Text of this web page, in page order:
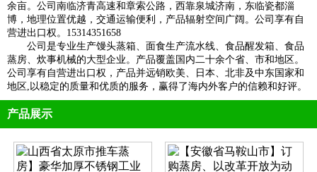
余亩。公司南临济青高速和章索公路，西靠泉城济南，东临瓷都淄
博，地理位置优越，交通运输便利，产品辐射空间广阔。公司享有自
营进出口权。15314351658
公司是专业生产馒头蒸箱、面食生产流水线、食品醒发箱、食品
蒸房、炊事机械的大型企业。产品覆盖国内二十余个省、市和地区。
公司享有自营进出口权，产品并远销欧美、日本、北非及中东国家和
地区,以稳定的质量和优质的服务，赢得了海内外客户的信赖和好评。
产品展示